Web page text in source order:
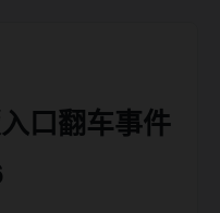
口翻车事件